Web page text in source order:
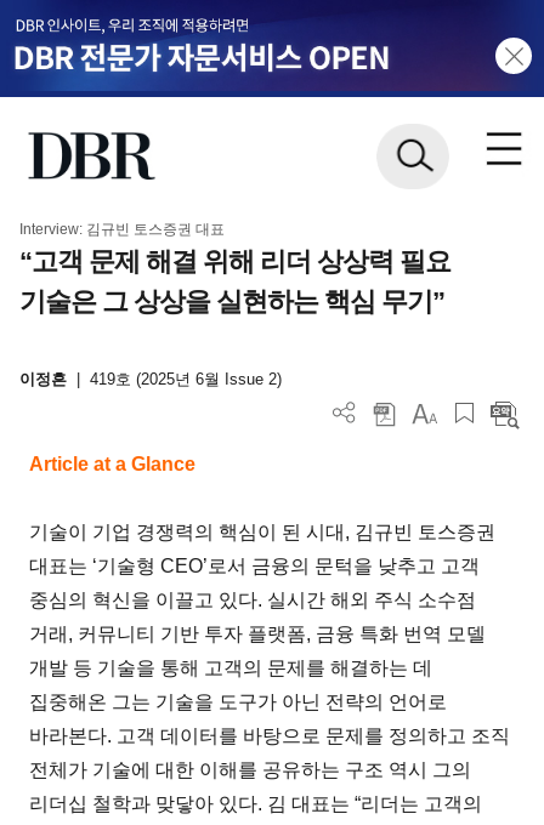
Interview: 김규빈 토스증권 대표
“고객 문제 해결 위해 리더 상상력 필요
기술은 그 상상을 실현하는 핵심 무기”
이정흔 419호 (2025년 6월 Issue 2)
Article at a Glance
기술이 기업 경쟁력의 핵심이 된 시대, 김규빈 토스증권
대표는 ‘기술형 CEO’로서 금융의 문턱을 낮추고 고객
중심의 혁신을 이끌고 있다. 실시간 해외 주식 소수점
거래, 커뮤니티 기반 투자 플랫폼, 금융 특화 번역 모델
개발 등 기술을 통해 고객의 문제를 해결하는 데
집중해온 그는 기술을 도구가 아닌 전략의 언어로
바라본다. 고객 데이터를 바탕으로 문제를 정의하고 조직
전체가 기술에 대한 이해를 공유하는 구조 역시 그의
리더십 철학과 맞닿아 있다. 김 대표는 “리더는 고객의